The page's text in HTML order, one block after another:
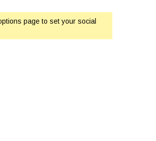
page to set your social